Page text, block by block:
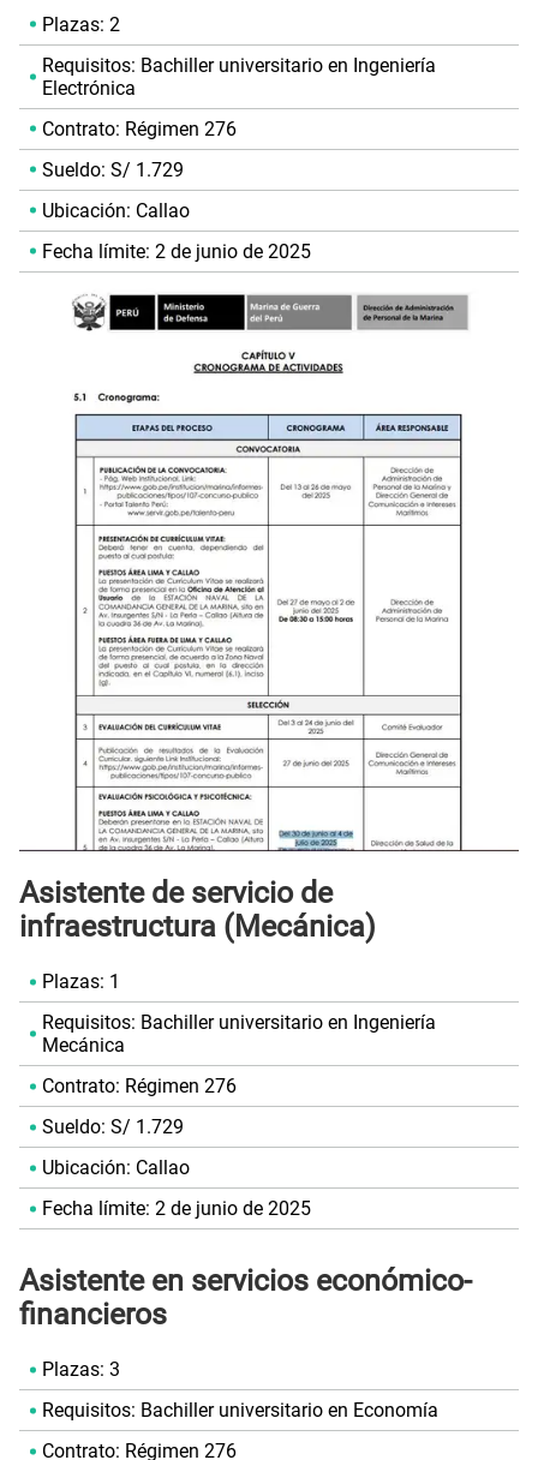
Plazas: 2
Requisitos: Bachiller universitario en Ingeniería
Electrónica
Contrato: Régimen 276
Sueldo: S/ 1.729
Ubicación: Callao
Fecha límite: 2 de junio de 2025
Asistente de servicio de
infraestructura (Mecánica)
Plazas: 1
Requisitos: Bachiller universitario en Ingeniería
Mecánica
Contrato: Régimen 276
Sueldo: S/ 1.729
Ubicación: Callao
Fecha límite: 2 de junio de 2025
Asistente en servicios económico-
financieros
Plazas: 3
Requisitos: Bachiller universitario en Economía
Contrato: Régimen 276